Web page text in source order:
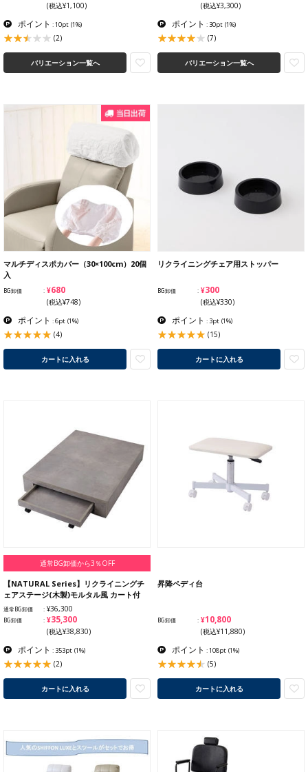
(税込¥1,100)
ポイント : 10pt (1%)
(2)
バリエーション一覧へ
(税込¥3,300)
ポイント : 30pt (1%)
(7)
バリエーション一覧へ
マルチディスポカバー（30×100cm）20個
入
BG卸価 ¥680
(税込¥748)
ポイント : 6pt (1%)
(4)
カートに入れる
リクライニングチェア用ストッパー
BG卸価 ¥300
(税込¥330)
ポイント : 3pt (1%)
(15)
カートに入れる
通常BG卸価から3％OFF
【NATURAL Series】リクライニングチ
ェアステージ(木製)モルタル風 カート付
通常BG卸価 ¥36,300
BG卸価 ¥35,300
(税込¥38,830)
ポイント : 353pt (1%)
(2)
カートに入れる
昇降ペディ台
BG卸価 ¥10,800
(税込¥11,880)
ポイント : 108pt (1%)
(5)
カートに入れる